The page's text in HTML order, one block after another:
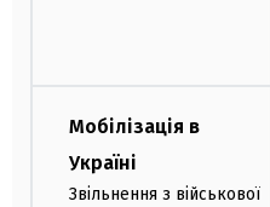
Мобілізація в
Україні
Звільнення з військової